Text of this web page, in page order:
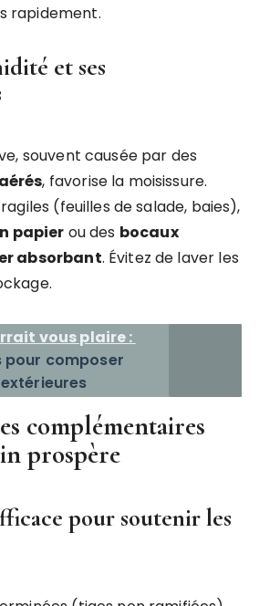
rapidement.
et ses
souvent causée par des
, favorise la moisissure.
(feuilles de salade, baies),
papier ou des bocaux
absorbant. Évitez de laver les
vous plaire :
pour composer
complémentaires
prospère
pour soutenir les